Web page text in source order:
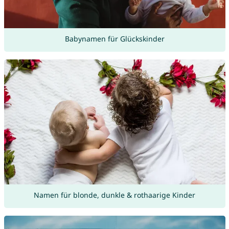
Babynamen für Glückskinder
Namen für blonde, dunkle & rothaarige Kinder